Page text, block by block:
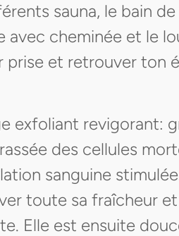
sauna, le bain de
avec cheminée et le
prise et retrouver ton
exfoliant revigorant:
des cellules
sanguine
toute sa fraîcheur
Elle est ensuite